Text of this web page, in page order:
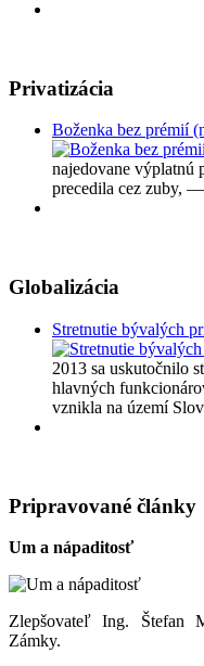
Privatizácia
Boženka bez prémií
najedovane
precedila cez zuby,
Globalizácia
Stretnutie bývalých
2013 sa uskutočnilo
hlavných
vznikla na území
Pripravované články
Um a nápaditosť
Zlepšovateľ Ing. Štefan
Zámky.